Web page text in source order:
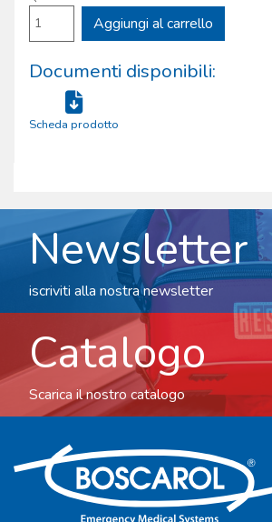
Aggiungi al carrello
Documenti disponibili:
Scheda prodotto
Newsletter
iscriviti alla nostra newsletter
Catalogo
Scarica il nostro catalogo